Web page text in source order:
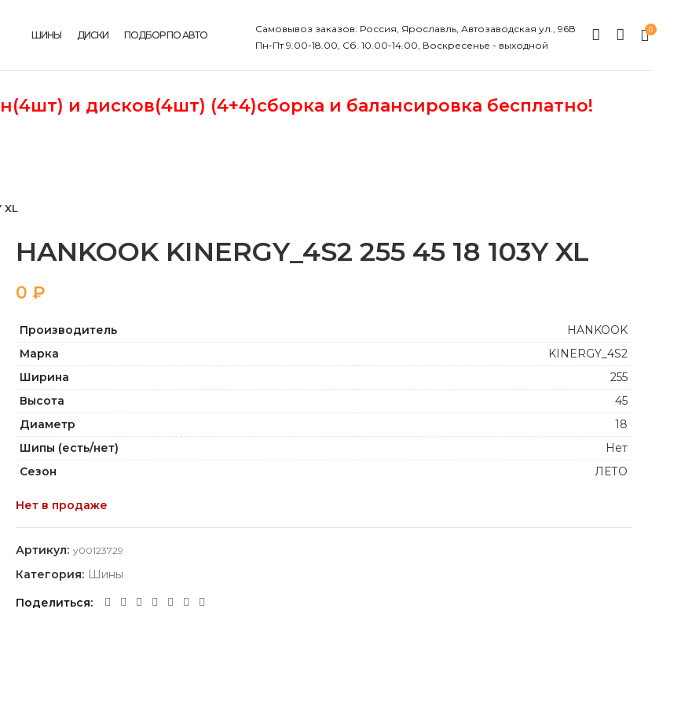
ШИНЫ ДИСКИ ПОДБОР ПО АВТО
Самовывоз заказов: Россия, Ярославль, Автозаводская ул., 96В
Пн-Пт 9.00-18.00, Сб. 10.00-14.00, Воскресенье - выходной
0
и дисков(4шт) (4+4)сборка и балансировка бесплатно!
XL
HANKOOK KINERGY_4S2 255 45 18 103Y XL
₽
Производитель
HANKOOK
Марка
KINERGY_4S2
Ширина
255
Высота
45
Диаметр
18
Шипы (есть/нет)
Нет
Сезон
ЛЕТО
Нет в продаже
Артикул: y00123729
Категория: Шины
Поделиться